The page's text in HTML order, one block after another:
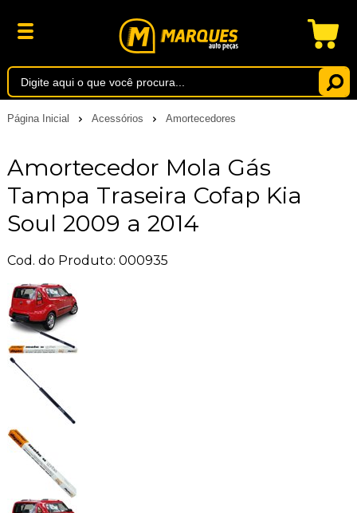
Página Inicial Acessórios Amortecedores
Amortecedor Mola Gás
Tampa Traseira Cofap Kia
Soul 2009 a 2014
Cod. do Produto: 000935